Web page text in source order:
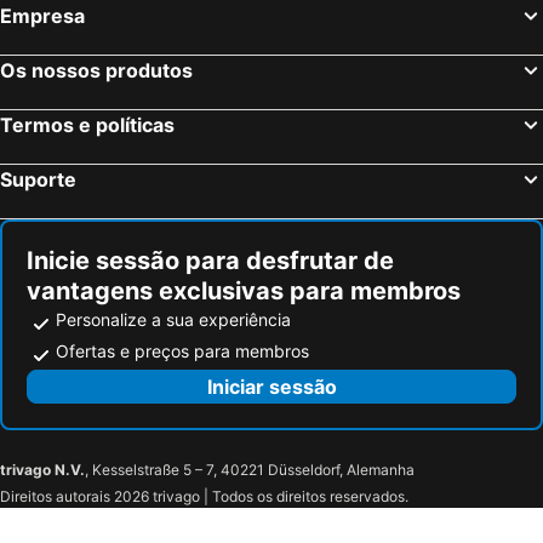
Serris, França Hotéis
Magny le Hongre, França Hotéis
Empresa
Os nossos produtos
Termos e políticas
Suporte
Inicie sessão para desfrutar de
vantagens exclusivas para membros
Personalize a sua experiência
Ofertas e preços para membros
Iniciar sessão
trivago N.V., Kesselstraße 5 – 7, 40221 Düsseldorf, Alemanha
Direitos autorais 2026 trivago | Todos os direitos reservados.